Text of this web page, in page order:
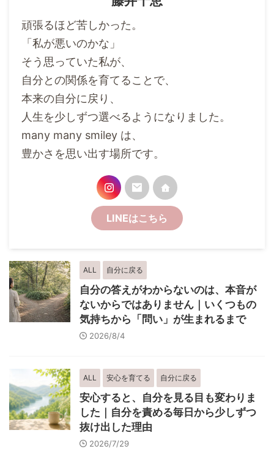
頑張るほど苦しかった。
「私が悪いのかな」
そう思っていた私が、
自分との関係を育てることで、
本来の自分に戻り、
人生を少しずつ選べるようになりました。
many many smiley は、
豊かさを思い出す場所です。
LINEはこちら
ALL 自分に戻る
自分の答えがわからないのは、本音が
ないからではありません｜いくつもの
気持ちから「問い」が生まれるまで
2026/8/4
ALL 安心を育てる 自分に戻る
安心すると、自分を見る目も変わりま
した｜自分を責める毎日から少しずつ
抜け出した理由
2026/7/29